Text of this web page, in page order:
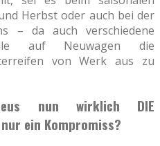
Herbst oder auch bei der
– da auch verschiedene
auf Neuwagen die
von Werk aus zu
nun wirklich DIE
ein Kompromiss?